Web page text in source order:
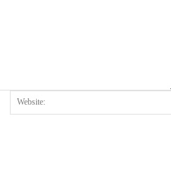
Email:*